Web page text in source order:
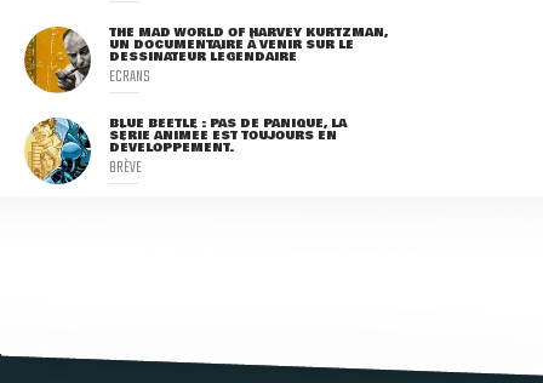
THE MAD WORLD OF HARVEY KURTZMAN,
UN DOCUMENTAIRE À VENIR SUR LE
DESSINATEUR LÉGENDAIRE
ECRANS
BLUE BEETLE : PAS DE PANIQUE, LA
SÉRIE ANIMÉE EST TOUJOURS EN
DÉVELOPPEMENT.
BRÈVE